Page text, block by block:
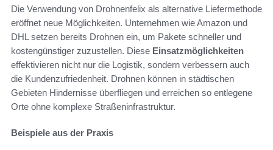
Die Verwendung von Drohnenfelix als alternative Liefermethode
eröffnet neue Möglichkeiten. Unternehmen wie Amazon und
DHL setzen bereits Drohnen ein, um Pakete schneller und
kostengünstiger zuzustellen. Diese Einsatzmöglichkeiten
effektivieren nicht nur die Logistik, sondern verbessern auch
die Kundenzufriedenheit. Drohnen können in städtischen
Gebieten Hindernisse überfliegen und erreichen so entlegene
Orte ohne komplexe Straßeninfrastruktur.
Beispiele aus der Praxis